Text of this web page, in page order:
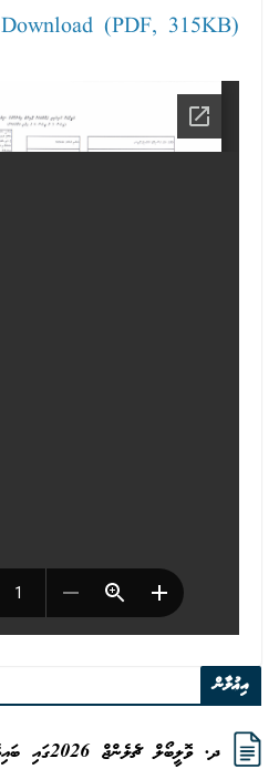
Download (PDF, 315KB)
އިޢުލާން
ދ. ވޮލީބޯލް ޗެލެންޖް 2026ގައި ބައިވެރިވުމަށް ހުޅުވާލުން